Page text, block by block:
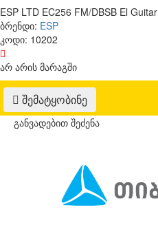
ESP LTD EC256 FM/DBSB El Guitar
ბრენდი: ESP
კოდი: 10202
არ არის მარაგში
შემატყობინე
განვადებით შეძენა